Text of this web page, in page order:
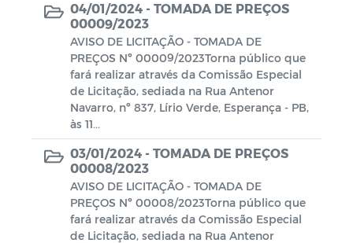
04/01/2024 - TOMADA DE PREÇOS
00009/2023
AVISO DE LICITAÇÃO - TOMADA DE
PREÇOS Nº 00009/2023Torna público que
fará realizar através da Comissão Especial
de Licitação, sediada na Rua Antenor
Navarro, nº 837, Lírio Verde, Esperança - PB,
às 11...
03/01/2024 - TOMADA DE PREÇOS
00008/2023
AVISO DE LICITAÇÃO - TOMADA DE
PREÇOS Nº 00008/2023Torna público que
fará realizar através da Comissão Especial
de Licitação, sediada na Rua Antenor